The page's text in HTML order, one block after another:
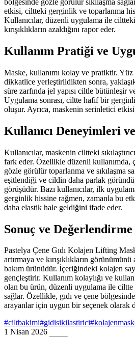
bölgesinde gözle görülür sıkılaşma
etkisi, ciltteki gerginlik ve toparlanma
Kullanıcılar, düzenli uygulama ile
kırışıklıkların azaldığını rapor eder.
Kullanım Pratiği ve
Maske, kullanımı kolay ve pratiktir.
dikkatlice yerleştirildikten sonra,
süre zarfında jel yapısı ciltle bütünleşir
Uygulama sonrası, ciltte hafif bir
oluşur. Ayrıca, maskenin serinletici
Kullanıcı Deneyimleri
Kullanıcılar, maskenin ciltteki
fark eder. Özellikle düzenli kullanımda,
gözle görülür toparlanma ve sıkılaşma
eşitlendiği ve cildin daha parlak
görüşüdür. Bazı kullanıcılar, ilk
gerginlik hissine rağmen, zamanla bu
daha elastik hale geldiğini ifade eder.
Sonuç ve Değerlendirme
Pastelya Çene Gıdı Kolajen Lifting
artırmaya ve kırışıklıkların
bakım ürünüdür. İçeriğindeki kolajen
gençleştirir. Kullanım kolaylığı ve
olan bu ürün, düzenli uygulama ile
sağlar. Özellikle, gıdı ve çene
arayanlar için uygun bir seçenek olarak
#ciltbakimi#gidisikilastirici#
1 Nisan 2026